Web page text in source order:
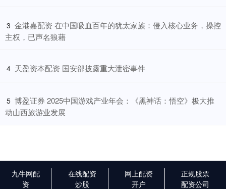
3 ​金港嘉配资 在中国吸血百年的犹太家族：侵入核心业务，操控
主权，已声名狼藉
4 ​天盈资本配资 国安部披露重大泄密事件
5 ​博盈证券 2025中国游戏产业年会：《黑神话：悟空》极大推
动山西旅游业发展
九牛网配
资
在线配资
炒股
网上配资
开户
正规股票
配资公司